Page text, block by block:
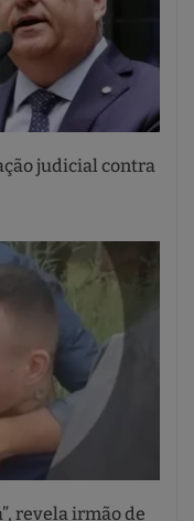
judicial contra
revela irmão de